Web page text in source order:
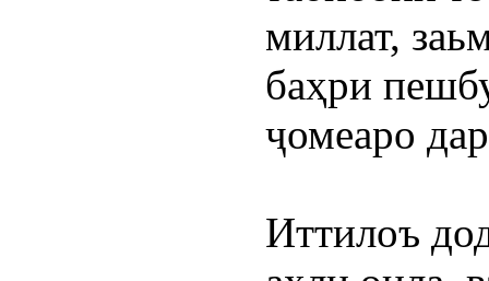
миллат,
баҳри
ҷомеаро
Иттилоъ